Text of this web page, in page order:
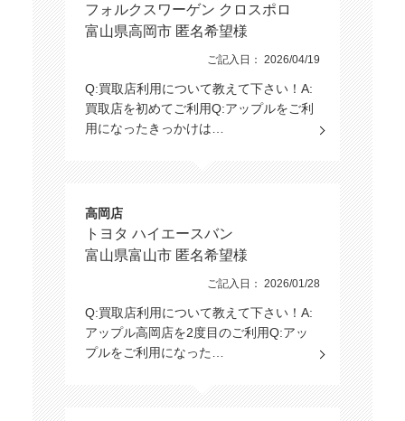
フォルクスワーゲン クロスポロ
富山県高岡市 匿名希望様
ご記入日： 2026/04/19
Q:買取店利用について教えて下さい！A:
買取店を初めてご利用Q:アップルをご利
用になったきっかけは…
高岡店
トヨタ ハイエースバン
富山県富山市 匿名希望様
ご記入日： 2026/01/28
Q:買取店利用について教えて下さい！A:
アップル高岡店を2度目のご利用Q:アッ
プルをご利用になった…